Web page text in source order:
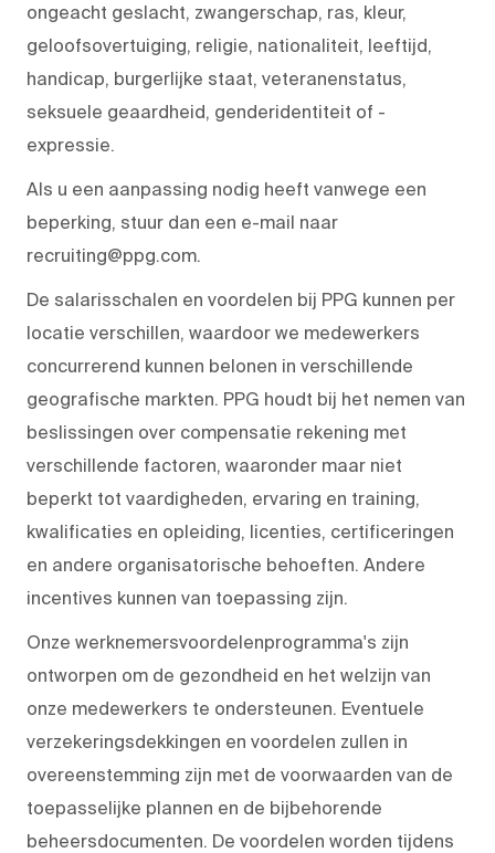
ongeacht geslacht, zwangerschap, ras, kleur,
geloofsovertuiging, religie, nationaliteit, leeftijd,
handicap, burgerlijke staat, veteranenstatus,
seksuele geaardheid, genderidentiteit of -
expressie.
Als u een aanpassing nodig heeft vanwege een
beperking, stuur dan een e-mail naar
recruiting@ppg.com.
De salarisschalen en voordelen bij PPG kunnen per
locatie verschillen, waardoor we medewerkers
concurrerend kunnen belonen in verschillende
geografische markten. PPG houdt bij het nemen van
beslissingen over compensatie rekening met
verschillende factoren, waaronder maar niet
beperkt tot vaardigheden, ervaring en training,
kwalificaties en opleiding, licenties, certificeringen
en andere organisatorische behoeften. Andere
incentives kunnen van toepassing zijn.
Onze werknemersvoordelenprogramma's zijn
ontworpen om de gezondheid en het welzijn van
onze medewerkers te ondersteunen. Eventuele
verzekeringsdekkingen en voordelen zullen in
overeenstemming zijn met de voorwaarden van de
toepasselijke plannen en de bijbehorende
beheersdocumenten. De voordelen worden tijdens